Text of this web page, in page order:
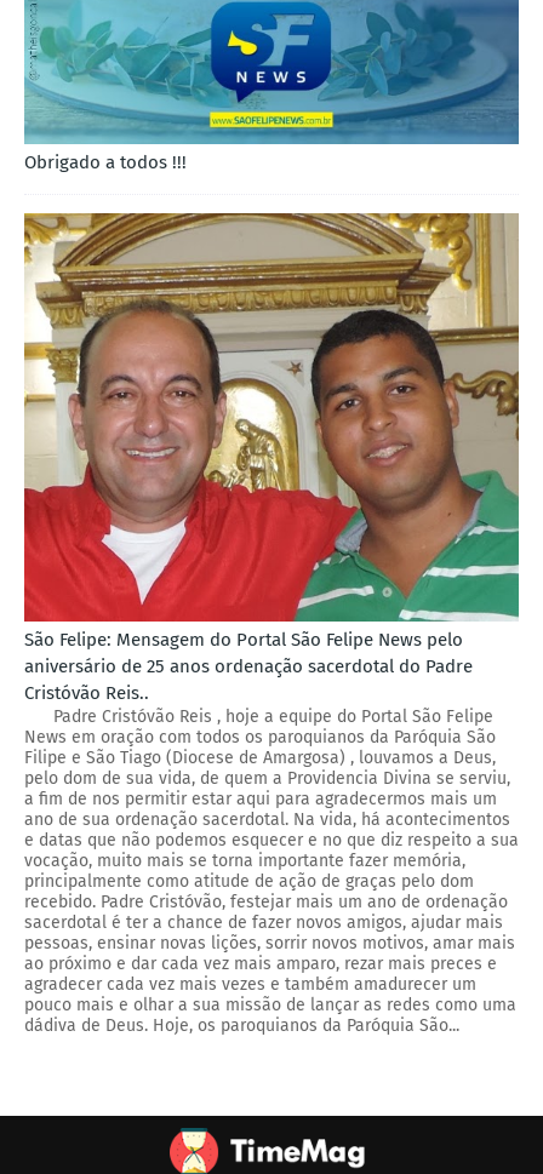
Obrigado a todos !!!
São Felipe: Mensagem do Portal São Felipe News pelo
aniversário de 25 anos ordenação sacerdotal do Padre
Cristóvão Reis..
Padre Cristóvão Reis , hoje a equipe do Portal São Felipe
News em oração com todos os paroquianos da Paróquia São
Filipe e São Tiago (Diocese de Amargosa) , louvamos a Deus,
pelo dom de sua vida, de quem a Providencia Divina se serviu,
a fim de nos permitir estar aqui para agradecermos mais um
ano de sua ordenação sacerdotal. Na vida, há acontecimentos
e datas que não podemos esquecer e no que diz respeito a sua
vocação, muito mais se torna importante fazer memória,
principalmente como atitude de ação de graças pelo dom
recebido. Padre Cristóvão, festejar mais um ano de ordenação
sacerdotal é ter a chance de fazer novos amigos, ajudar mais
pessoas, ensinar novas lições, sorrir novos motivos, amar mais
ao próximo e dar cada vez mais amparo, rezar mais preces e
agradecer cada vez mais vezes e também amadurecer um
pouco mais e olhar a sua missão de lançar as redes como uma
dádiva de Deus. Hoje, os paroquianos da Paróquia São...